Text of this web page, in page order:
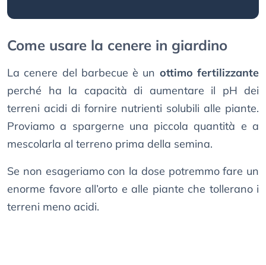
Come usare la cenere in giardino
La cenere del barbecue è un ottimo fertilizzante
perché ha la capacità di aumentare il pH dei
terreni acidi di fornire nutrienti solubili alle piante.
Proviamo a spargerne una piccola quantità e a
mescolarla al terreno prima della semina.
Se non esageriamo con la dose potremmo fare un
enorme favore all’orto e alle piante che tollerano i
terreni meno acidi.